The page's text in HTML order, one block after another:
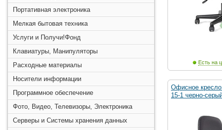
Портативная электроника
Мелкая бытовая техника
Услуги и Получи!Фонд
Клавиатуры, Манипуляторы
Расходные материалы
Носители информации
Программное обеспечение
Фото, Видео, Телевизоры, Электроника
Серверы и Системы хранения данных
Есть на
Офисное
15-1 черно-